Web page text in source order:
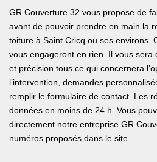
GR Couverture 32 vous propose de
avant de pouvoir prendre en main la
toiture à Saint Cricq ou ses environs.
vous engageront en rien. Il vous sera
et précision tous ce qui concernera
l’intervention, demandes
remplir le formulaire de contact. Les
données en moins de 24 h. Vous
directement notre entreprise GR
numéros proposés dans le site.